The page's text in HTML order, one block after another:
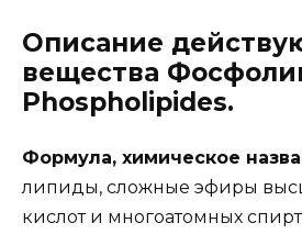
Описание
вещества
Phospholipides.
Формула, химическое
липиды, сложные эфиры
кислот и многоатомных